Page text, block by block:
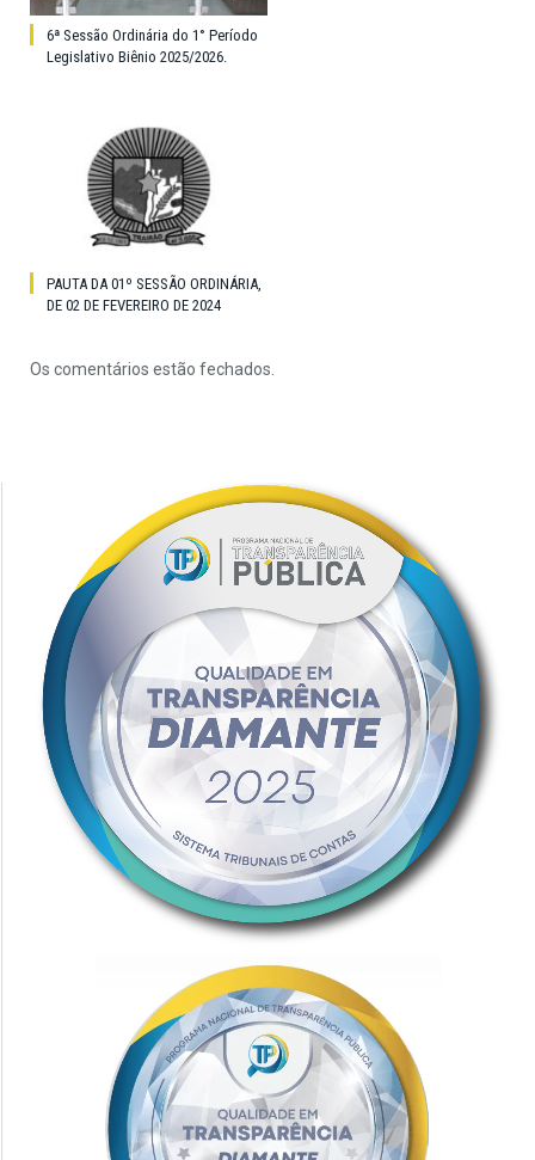
6ª Sessão Ordinária do 1° Período
Legislativo Biênio 2025/2026.
PAUTA DA 01º SESSÃO ORDINÁRIA,
DE 02 DE FEVEREIRO DE 2024
Os comentários estão fechados.